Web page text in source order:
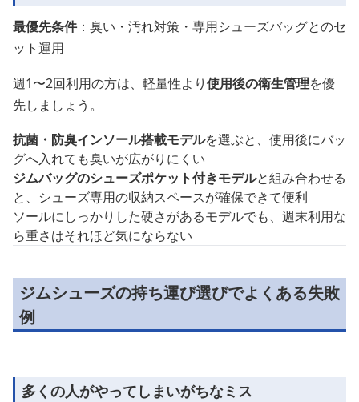
最優先条件：臭い・汚れ対策・専用シューズバッグとのセ
ット運用
週1〜2回利用の方は、軽量性より使用後の衛生管理を優
先しましょう。
抗菌・防臭インソール搭載モデルを選ぶと、使用後にバッ
グへ入れても臭いが広がりにくい
ジムバッグのシューズポケット付きモデルと組み合わせる
と、シューズ専用の収納スペースが確保できて便利
ソールにしっかりした硬さがあるモデルでも、週末利用な
ら重さはそれほど気にならない
ジムシューズの持ち運び選びでよくある失敗
例
多くの人がやってしまいがちなミス